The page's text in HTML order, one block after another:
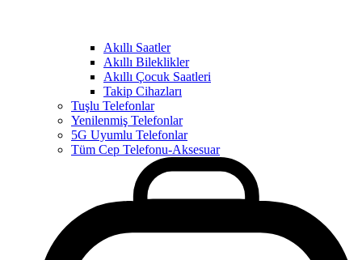
Akıllı Saatler
Akıllı Bileklikler
Akıllı Çocuk Saatleri
Takip Cihazları
Tuşlu Telefonlar
Yenilenmiş Telefonlar
5G Uyumlu Telefonlar
Tüm Cep Telefonu-Aksesuar